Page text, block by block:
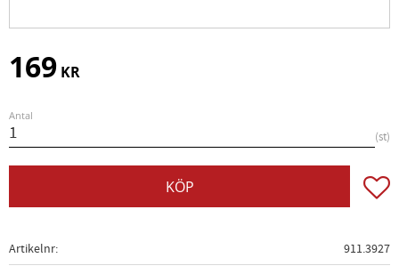
169 KR
Antal
st
KÖP
Artikelnr 911.3927